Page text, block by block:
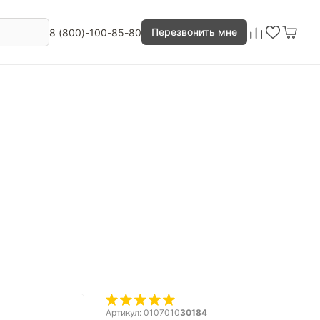
8 (800)-100-85-80 Перезвонить мне
Артикул: 010701030184